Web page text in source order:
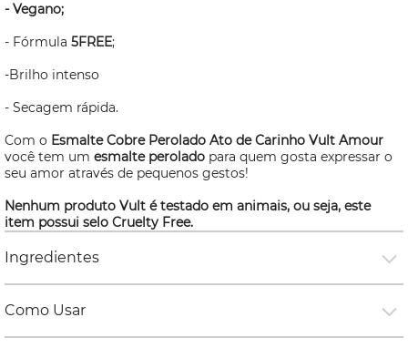
- Vegano;
- Fórmula 5FREE;
-Brilho intenso
- Secagem rápida.
Com o Esmalte Cobre Perolado Ato de Carinho Vult Amour
você tem um esmalte perolado para quem gosta expressar o
seu amor através de pequenos gestos!
Nenhum produto Vult é testado em animais, ou seja, este
item possui selo Cruelty Free.
Ingredientes
Como Usar